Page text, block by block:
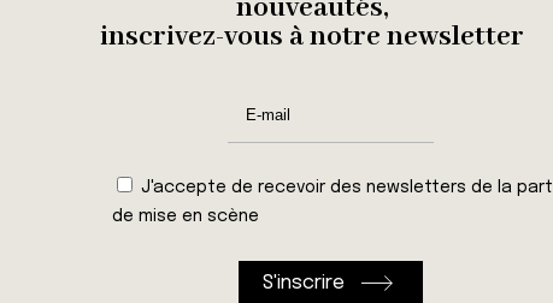
nouveautés,
inscrivez-vous à notre newsletter
J'accepte de recevoir des newsletters de la part
de mise en scène